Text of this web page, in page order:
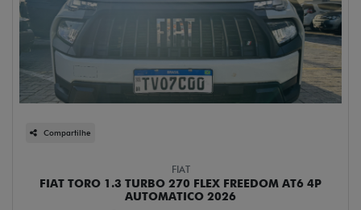
Compartilhe
FIAT
FIAT TORO 1.3 TURBO 270 FLEX FREEDOM AT6 4P
AUTOMATICO 2026